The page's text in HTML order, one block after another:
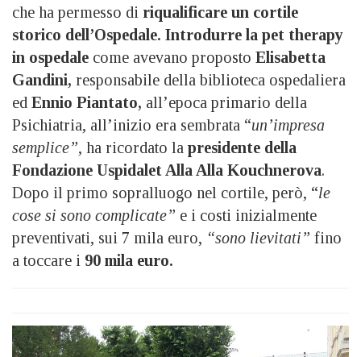
che ha permesso di riqualificare un cortile
storico dell’Ospedale. Introdurre la pet therapy
in ospedale come avevano proposto Elisabetta
Gandini, responsabile della biblioteca ospedaliera
ed Ennio Piantato, all’epoca primario della
Psichiatria, all’inizio era sembrata “un’impresa
semplice”, ha ricordato la presidente della
Fondazione Uspidalet Alla Alla Kouchnerova.
Dopo il primo sopralluogo nel cortile, però, “le
cose si sono complicate” e i costi inizialmente
preventivati, sui 7 mila euro, “sono lievitati” fino
a toccare i 90 mila euro.